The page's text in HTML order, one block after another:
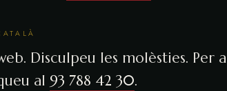
Disculpeu les molèsties. Per a
al 93 788 42 30.